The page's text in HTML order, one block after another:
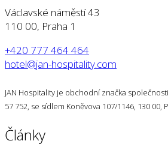
Václavské náměstí 43
110 00, Praha 1
+420 777 464 464
hotel@jan-hospitality.com
JAN Hospitality je obchodní značka
57 752, se sídlem Koněvova 107/1146, 130 00,
Články